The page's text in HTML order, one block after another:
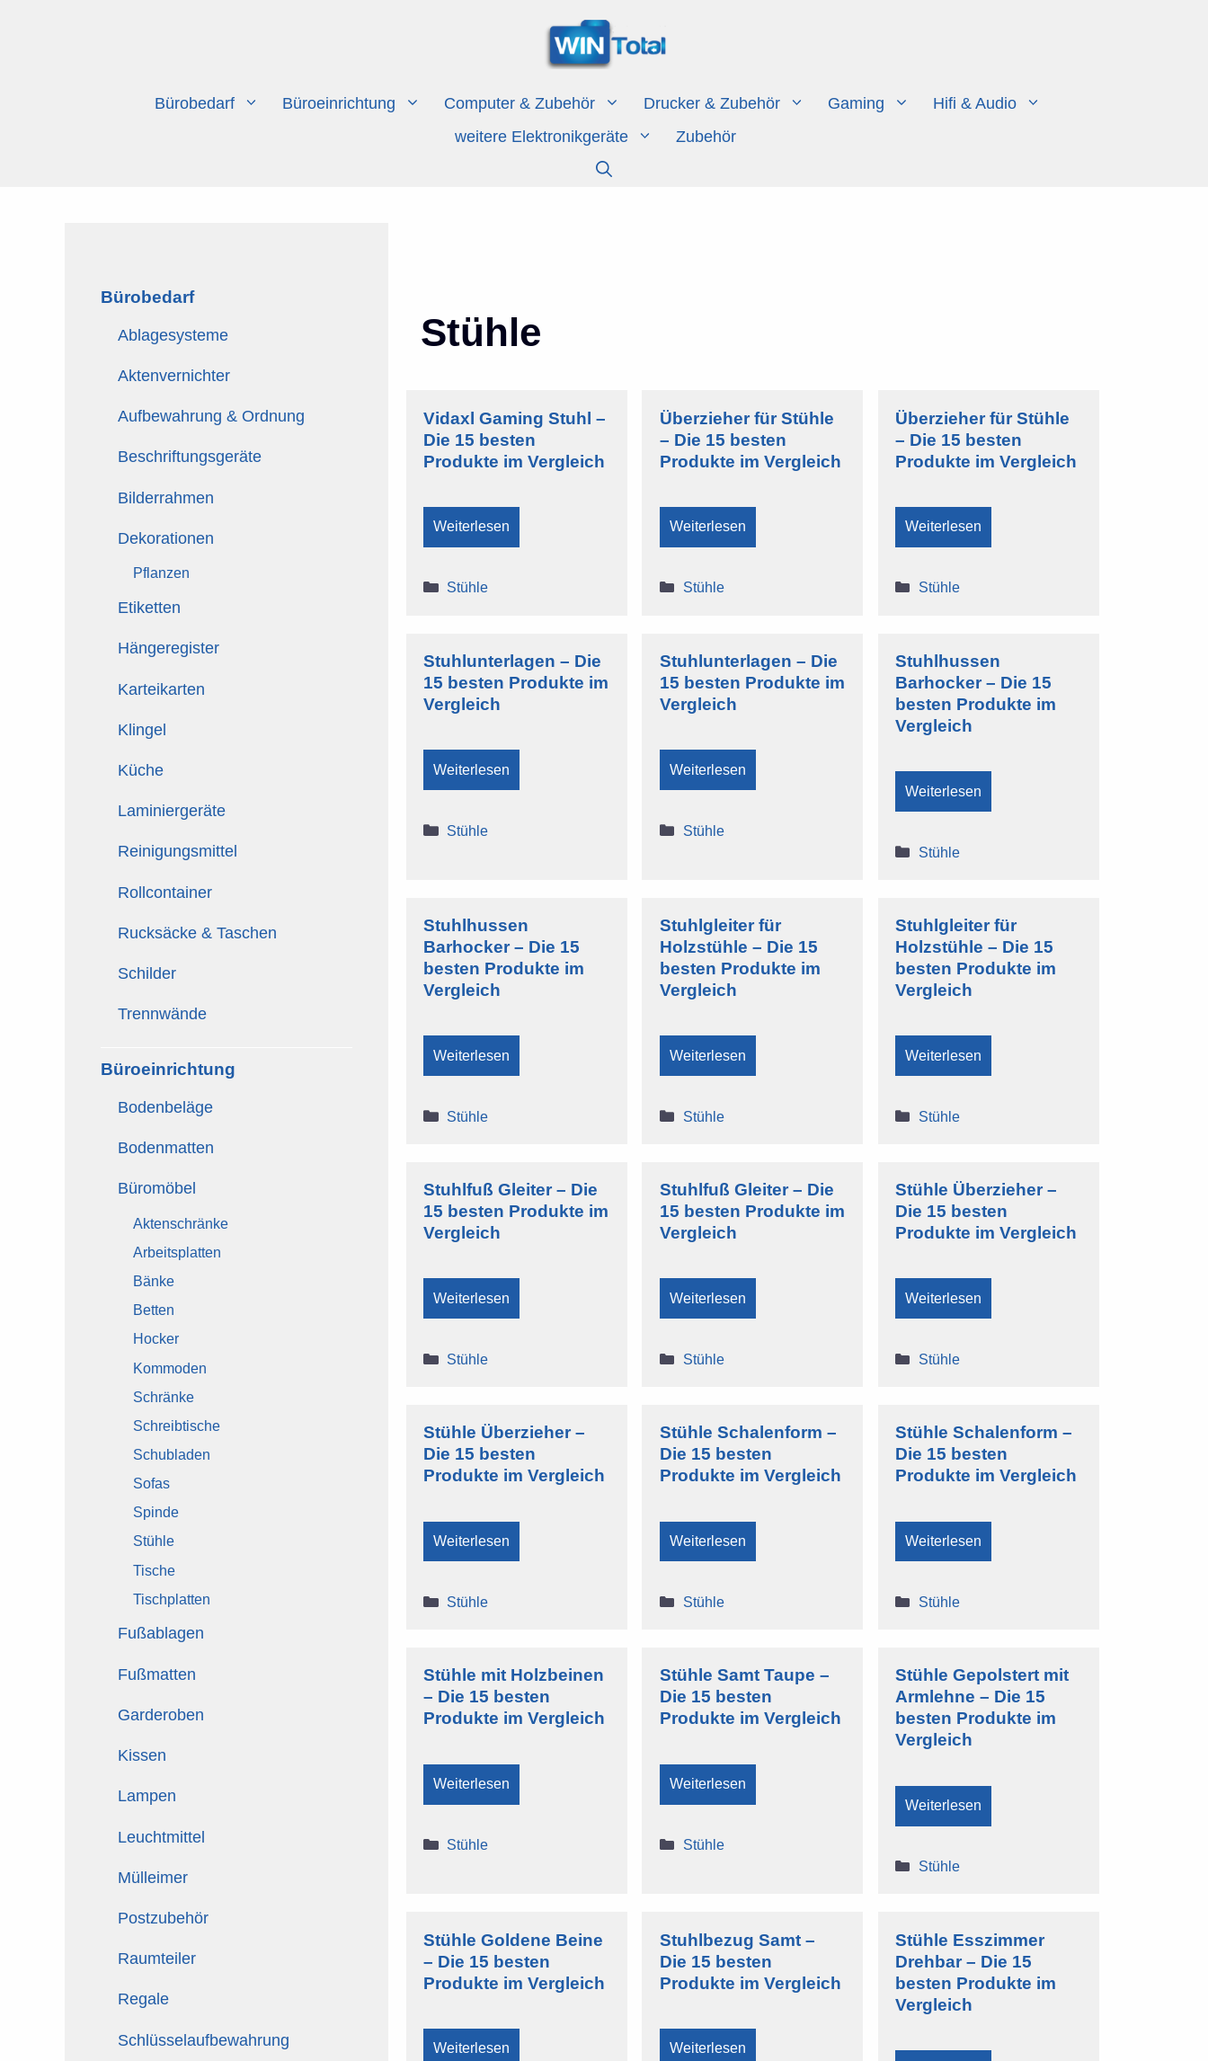
Bürobedarf Büroeinrichtung Computer & Zubehör Drucker & Zubehör Gaming
Hifi & Audio
weitere Elektronikgeräte
Zubehör
Stühle
Vidaxl Gaming Stuhl –
Die 15 besten
Produkte im Vergleich
Weiterlesen
Kategorien
Stühle
Überzieher für Stühle
– Die 15 besten
Produkte im Vergleich
Weiterlesen
Kategorien
Stühle
Überzieher für Stühle
– Die 15 besten
Produkte im Vergleich
Weiterlesen
Kategorien
Stühle
Stuhlunterlagen – Die
15 besten Produkte im
Vergleich
Weiterlesen
Kategorien
Stühle
Stuhlunterlagen – Die
15 besten Produkte im
Vergleich
Weiterlesen
Kategorien
Stühle
Stuhlhussen
Barhocker – Die 15
besten Produkte im
Vergleich
Weiterlesen
Kategorien
Stühle
Stuhlhussen
Barhocker – Die 15
besten Produkte im
Vergleich
Weiterlesen
Kategorien
Stühle
Stuhlgleiter für
Holzstühle – Die 15
besten Produkte im
Vergleich
Weiterlesen
Kategorien
Stühle
Stuhlgleiter für
Holzstühle – Die 15
besten Produkte im
Vergleich
Weiterlesen
Kategorien
Stühle
Stuhlfuß Gleiter – Die
15 besten Produkte im
Vergleich
Weiterlesen
Kategorien
Stühle
Stuhlfuß Gleiter – Die
15 besten Produkte im
Vergleich
Weiterlesen
Kategorien
Stühle
Stühle Überzieher –
Die 15 besten
Produkte im Vergleich
Weiterlesen
Kategorien
Stühle
Stühle Überzieher –
Die 15 besten
Produkte im Vergleich
Weiterlesen
Kategorien
Stühle
Stühle Schalenform –
Die 15 besten
Produkte im Vergleich
Weiterlesen
Kategorien
Stühle
Stühle Schalenform –
Die 15 besten
Produkte im Vergleich
Weiterlesen
Kategorien
Stühle
Stühle mit Holzbeinen
– Die 15 besten
Produkte im Vergleich
Weiterlesen
Kategorien
Stühle
Stühle Samt Taupe –
Die 15 besten
Produkte im Vergleich
Weiterlesen
Kategorien
Stühle
Stühle Gepolstert mit
Armlehne – Die 15
besten Produkte im
Vergleich
Weiterlesen
Kategorien
Stühle
Stühle Goldene Beine
– Die 15 besten
Produkte im Vergleich
Weiterlesen
Stuhlbezug Samt –
Die 15 besten
Produkte im Vergleich
Weiterlesen
Stühle Esszimmer
Drehbar – Die 15
besten Produkte im
Vergleich
Bürobedarf
Ablagesysteme
Aktenvernichter
Aufbewahrung & Ordnung
Beschriftungsgeräte
Bilderrahmen
Dekorationen
Pflanzen
Etiketten
Hängeregister
Karteikarten
Klingel
Küche
Laminiergeräte
Reinigungsmittel
Rollcontainer
Rucksäcke & Taschen
Schilder
Trennwände
Büroeinrichtung
Bodenbeläge
Bodenmatten
Büromöbel
Aktenschränke
Arbeitsplatten
Bänke
Betten
Hocker
Kommoden
Schränke
Schreibtische
Schubladen
Sofas
Spinde
Stühle
Tische
Tischplatten
Fußablagen
Fußmatten
Garderoben
Kissen
Lampen
Leuchtmittel
Mülleimer
Postzubehör
Raumteiler
Regale
Schlüsselaufbewahrung